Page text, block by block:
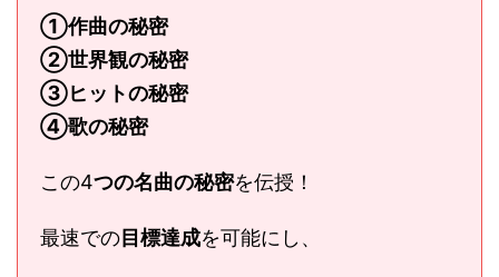
①作曲の秘密
②世界観の秘密
③ヒットの秘密
④歌の秘密
この4つの名曲の秘密を伝授！
最速での目標達成を可能にし、